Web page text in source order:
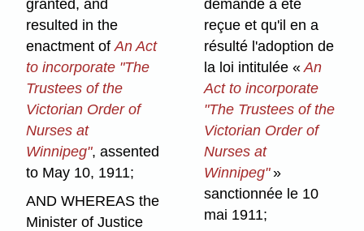
granted, and
resulted in the
enactment ofAn Act
to incorporate "The
Trustees of the
Victorian Order of
Nurses at
Winnipeg", assented
to May 10, 1911;
AND WHEREAS the
Minister of Justice
demande a été
reçue et qu'il en a
résulté l'adoption de
la loi intitulée «An
Act to incorporate
"The Trustees of the
Victorian Order of
Nurses at
Winnipeg"»
sanctionnée le 10
mai 1911;